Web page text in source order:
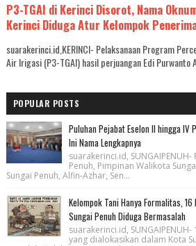
P3-TGAI di Kerinci Disorot, Nama
Kerinci Diduga Atur Kelompok
suarakerinci.id,KERINCI- Pelaksanaan Program
Air Irigasi (P3-TGAI) hasil perjuangan Edi Purwanto
POPULAR POSTS
Puluhan Pejabat Eselon II hingga IV
Ini Nama Lengkapnya
suarakerinci.id,
Penuh, Pimpinan Walikota
Sungai Penuh, Alfin-Azhar, Sen...
Kelompok Tani Hanya Formalitas,
Sungai Penuh Diduga Bermasalah
suarakerinci.id,
yang dialokasikan dalam Kota